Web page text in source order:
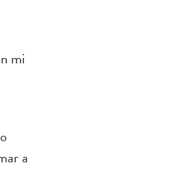
mi
a